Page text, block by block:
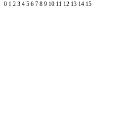
0 1 2 3 4 5 6 7 8 9 10 11 12 13 14 15